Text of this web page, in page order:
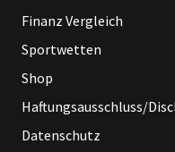
Finanz Vergleich
Sportwetten
Shop
Haftungsausschluss/
Datenschutz